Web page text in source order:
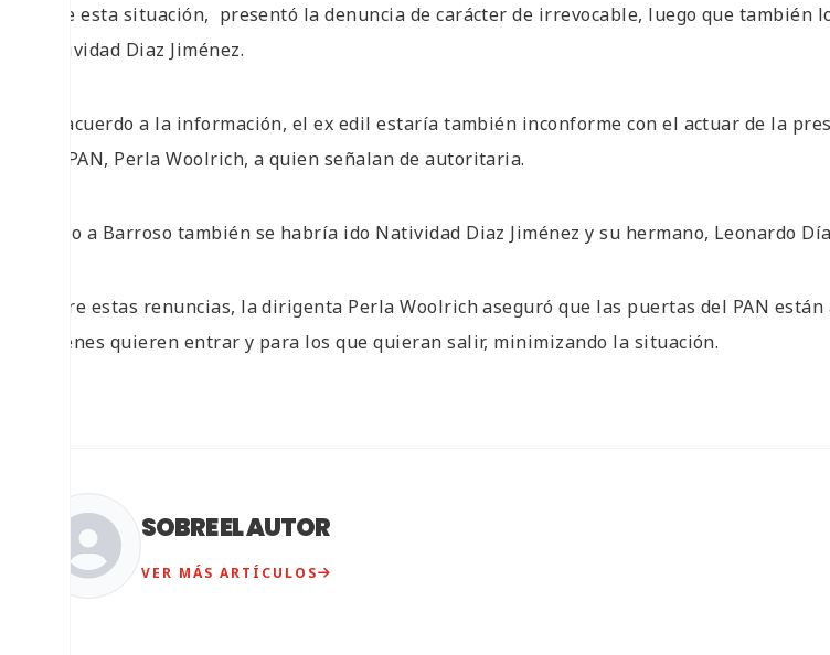
Ante esta situación, presentó la denuncia de carácter de irrevocable, luego que también
Natividad Diaz Jiménez.
De acuerdo a la información, el ex edil estaría también inconforme con el actuar de la
del PAN, Perla Woolrich, a quien señalan de autoritaria.
Junto a Barroso también se habría ido Natividad Diaz Jiménez y su hermano, Leonardo
Sobre estas renuncias, la dirigenta Perla Woolrich aseguró que las puertas del PAN
quienes quieren entrar y para los que quieran salir, minimizando la situación.
SOBRE EL AUTOR
VER MÁS ARTÍCULOS